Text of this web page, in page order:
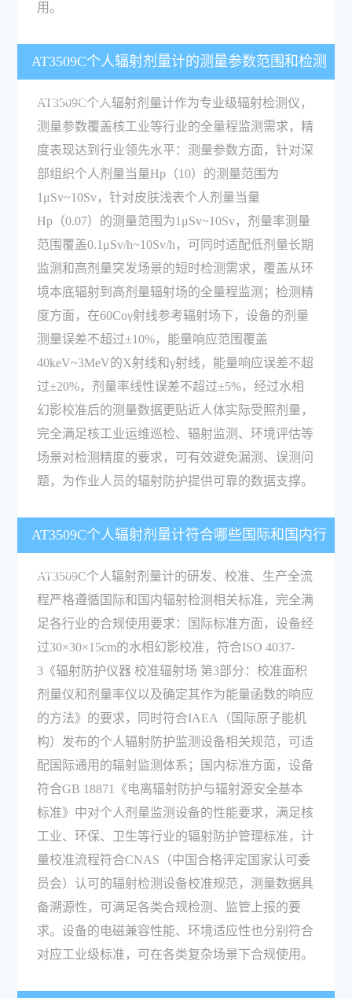
用。
AT3509C个人辐射剂量计的测量参数范围和检测
精度是多少？
AT3509C个人辐射剂量计作为专业级辐射检测仪，
测量参数覆盖核工业等行业的全量程监测需求，精
度表现达到行业领先水平：测量参数方面，针对深
部组织个人剂量当量Hp（10）的测量范围为
1μSv~10Sv，针对皮肤浅表个人剂量当量
Hp（0.07）的测量范围为1μSv~10Sv，剂量率测量
范围覆盖0.1μSv/h~10Sv/h，可同时适配低剂量长期
监测和高剂量突发场景的短时检测需求，覆盖从环
境本底辐射到高剂量辐射场的全量程监测；检测精
度方面，在60Coγ射线参考辐射场下，设备的剂量
测量误差不超过±10%，能量响应范围覆盖
40keV~3MeV的X射线和γ射线，能量响应误差不超
过±20%，剂量率线性误差不超过±5%，经过水相
幻影校准后的测量数据更贴近人体实际受照剂量，
完全满足核工业运维巡检、辐射监测、环境评估等
场景对检测精度的要求，可有效避免漏测、误测问
题，为作业人员的辐射防护提供可靠的数据支撑。
AT3509C个人辐射剂量计符合哪些国际和国内行
业标准？
AT3509C个人辐射剂量计的研发、校准、生产全流
程严格遵循国际和国内辐射检测相关标准，完全满
足各行业的合规使用要求：国际标准方面，设备经
过30×30×15cm的水相幻影校准，符合ISO 4037-
3《辐射防护仪器 校准辐射场 第3部分：校准面积
剂量仪和剂量率仪以及确定其作为能量函数的响应
的方法》的要求，同时符合IAEA（国际原子能机
构）发布的个人辐射防护监测设备相关规范，可适
配国际通用的辐射监测体系；国内标准方面，设备
符合GB 18871《电离辐射防护与辐射源安全基本
标准》中对个人剂量监测设备的性能要求，满足核
工业、环保、卫生等行业的辐射防护管理标准，计
量校准流程符合CNAS（中国合格评定国家认可委
员会）认可的辐射检测设备校准规范，测量数据具
备溯源性，可满足各类合规检测、监管上报的要
求。设备的电磁兼容性能、环境适应性也分别符合
对应工业级标准，可在各类复杂场景下合规使用。